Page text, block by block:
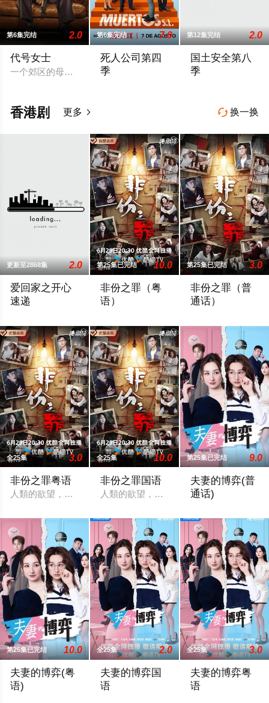
第6集完结 2.0
代号女士
一个郊区的母亲和她的高中朋友阴谋吓唬她不忠的丈夫直，但
第6集完结 7.0
死人公司第四
季
第12集完结 2.0
国土安全第八
季
 换一换
香港剧 更多 
更新至2868集 2.0
爱回家之开心
速递
第25集已完结 10.0
非份之罪（粤
语）
第25集已完结 3.0
非份之罪（普
通话）
全25集 3.0
非份之罪粤语
人類的欲望，可驅使我們超越自我，然而，當欲望失控，過份
全25集 10.0
非份之罪国语
人類的欲望，可驅使我們超越自我，然
第25集已完结 9.0
夫妻的博弈(普
通话)
第25集已完结 10.0
夫妻的博弈(粤
语)
全25集 2.0
夫妻的博弈国
语
全25集 3.0
夫妻的博弈粤
语